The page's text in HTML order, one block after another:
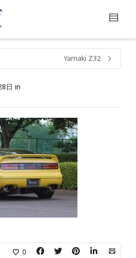
Yamaki Z32
日 in
0